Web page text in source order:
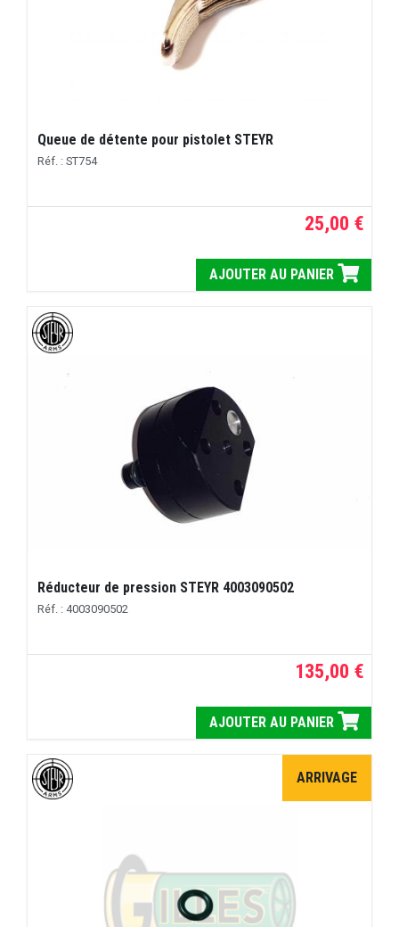
Queue de détente pour pistolet STEYR
Réf. : ST754
25,00 €
AJOUTER AU PANIER
Réducteur de pression STEYR 4003090502
Réf. : 4003090502
135,00 €
AJOUTER AU PANIER
ARRIVAGE